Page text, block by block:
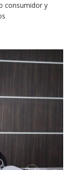
consumidor y